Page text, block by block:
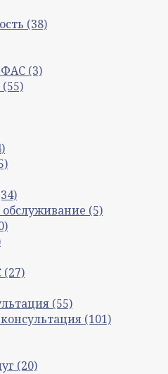
(38)
ФАС (3)
(55)
(5)
(27)
(55)
(101)
(20)